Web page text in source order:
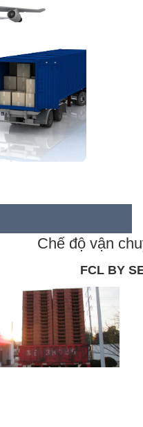
Chế độ vận
FCL BY